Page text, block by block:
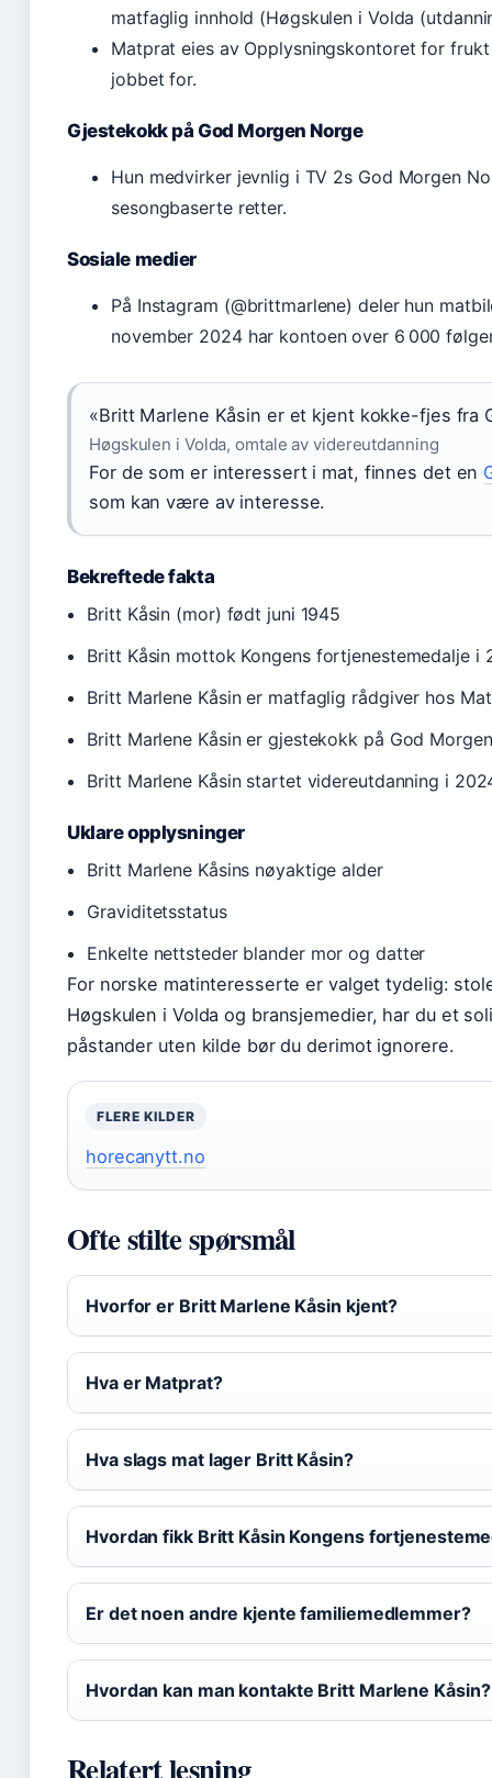
matfaglig innhold (Høgskulen i Volda
Matprat eies av Opplysningskontoret for
jobbet for.
Gjestekokk på God Morgen Norge
Hun medvirker jevnlig i TV 2s God Morgen
sesongbaserte retter.
Sosiale medier
På Instagram (@brittmarlene) deler hun
november 2024 har kontoen over 6 000
«Britt Marlene Kåsin er et kjent kokke-fjes fra
Høgskulen i Volda, omtale av videreutdanning
For de som er interessert i mat, finnes det en
som kan være av interesse.
Bekreftede fakta
Britt Kåsin (mor) født juni 1945
Britt Kåsin mottok Kongens fortjenestemedalje i
Britt Marlene Kåsin er matfaglig rådgiver hos
Britt Marlene Kåsin er gjestekokk på God
Britt Marlene Kåsin startet videreutdanning i
Uklare opplysninger
Britt Marlene Kåsins nøyaktige alder
Graviditetsstatus
Enkelte nettsteder blander mor og datter
For norske matinteresserte er valget tydelig:
Høgskulen i Volda og bransjemedier, har du et
påstander uten kilde bør du derimot ignorere.
FLERE KILDER
horecanytt.no
Ofte stilte spørsmål
Hvorfor er Britt Marlene Kåsin kjent?
Hva er Matprat?
Hva slags mat lager Britt Kåsin?
Hvordan fikk Britt Kåsin Kongens
Er det noen andre kjente familiemedlemmer?
Hvordan kan man kontakte Britt Marlene Kåsin?
Relatert lesning